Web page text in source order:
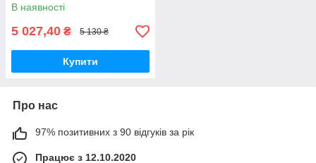
В наявності
5 027,40 ₴ 5 130 ₴
Купити
Про нас
97% позитивних з 90 відгуків за рік
Працює з 12.10.2020